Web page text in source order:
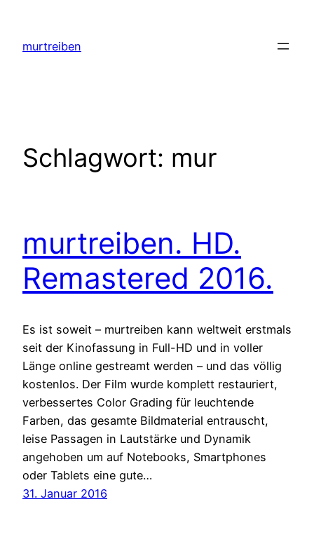
springen
murtreiben
Schlagwort: mur
murtreiben. HD.
Remastered 2016.
Es ist soweit – murtreiben kann weltweit erstmals
seit der Kinofassung in Full-HD und in voller
Länge online gestreamt werden – und das völlig
kostenlos. Der Film wurde komplett restauriert,
verbessertes Color Grading für leuchtende
Farben, das gesamte Bildmaterial entrauscht,
leise Passagen in Lautstärke und Dynamik
angehoben um auf Notebooks, Smartphones
oder Tablets eine gute…
31. Januar 2016